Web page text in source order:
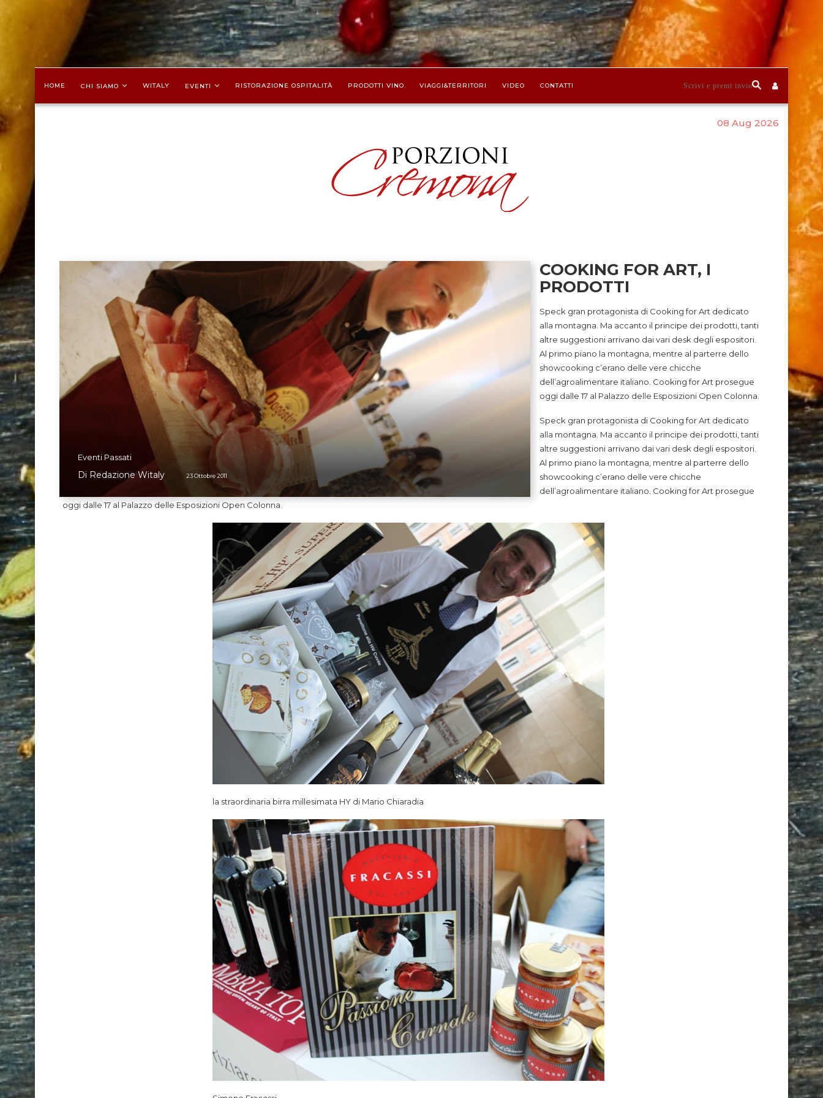
HOME CHI SIAMO WITALY EVENTI RISTORAZIONE OSPITALITÀ PRODOTTI VINO VIAGGI&TERRITORI VIDEO CONTATTI
08 Aug 2026
Eventi Passati
Di Redazione Witaly 23 Ottobre 2011
COOKING FOR ART, I
PRODOTTI
Speck gran protagonista di Cooking for Art dedicato
alla montagna. Ma accanto il principe dei prodotti, tanti
altre suggestioni arrivano dai vari desk degli espositori.
Al primo piano la montagna, mentre al parterre dello
showcooking c’erano delle vere chicche
dell’agroalimentare italiano. Cooking for Art prosegue
oggi dalle 17 al Palazzo delle Esposizioni Open Colonna.
Speck gran protagonista di Cooking for Art dedicato
alla montagna. Ma accanto il principe dei prodotti, tanti
altre suggestioni arrivano dai vari desk degli espositori.
Al primo piano la montagna, mentre al parterre dello
showcooking c’erano delle vere chicche
dell’agroalimentare italiano. Cooking for Art prosegue
oggi dalle 17 al Palazzo delle Esposizioni Open Colonna.
la straordinaria birra millesimata HY di Mario Chiaradia